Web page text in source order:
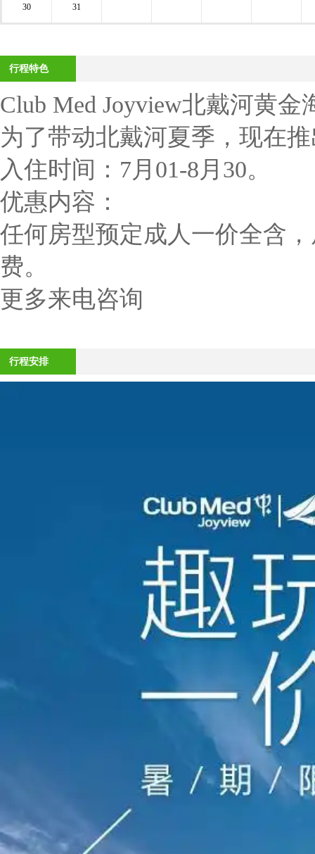
30 31
行程特色
Club Med Joyview北戴河黄
为了带动北戴河夏季，现在
入住时间：7月01-8月30。
优惠内容：
任何房型预定成人一价全含
费。
更多来电咨询
行程安排